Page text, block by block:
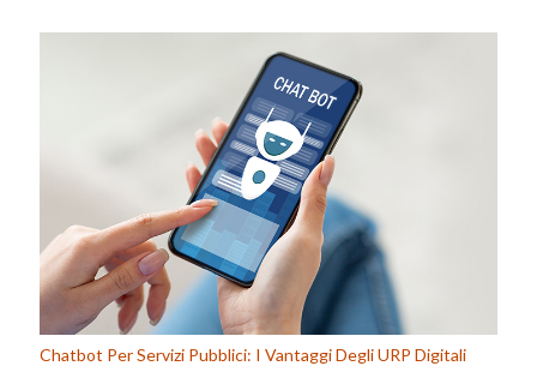
Chatbot Per Servizi Pubblici: I Vantaggi Degli URP Digitali